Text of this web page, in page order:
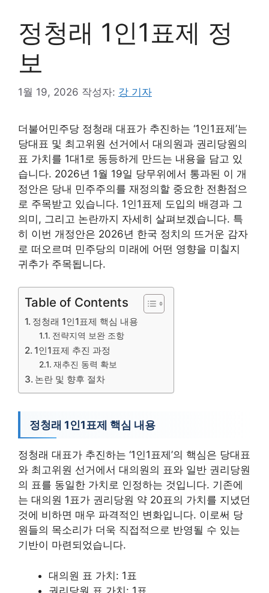
정청래 1인1표제 정
보
1월 19, 2026 작성자: 강 기자
더불어민주당 정청래 대표가 추진하는 ‘1인1표제’는
당대표 및 최고위원 선거에서 대의원과 권리당원의
표 가치를 1대1로 동등하게 만드는 내용을 담고 있
습니다. 2026년 1월 19일 당무위에서 통과된 이 개
정안은 당내 민주주의를 재정의할 중요한 전환점으
로 주목받고 있습니다. 1인1표제 도입의 배경과 그
의미, 그리고 논란까지 자세히 살펴보겠습니다. 특
히 이번 개정안은 2026년 한국 정치의 뜨거운 감자
로 떠오르며 민주당의 미래에 어떤 영향을 미칠지
귀추가 주목됩니다.
Table of Contents
정청래 1인1표제 핵심 내용
전략지역 보완 조항
1인1표제 추진 과정
재추진 동력 확보
논란 및 향후 절차
정청래 1인1표제 핵심 내용
정청래 대표가 추진하는 ‘1인1표제’의 핵심은 당대표
와 최고위원 선거에서 대의원의 표와 일반 권리당원
의 표를 동일한 가치로 인정하는 것입니다. 기존에
는 대의원 1표가 권리당원 약 20표의 가치를 지녔던
것에 비하면 매우 파격적인 변화입니다. 이로써 당
원들의 목소리가 더욱 직접적으로 반영될 수 있는
기반이 마련되었습니다.
대의원 표 가치: 1표
권리당원 표 가치: 1표